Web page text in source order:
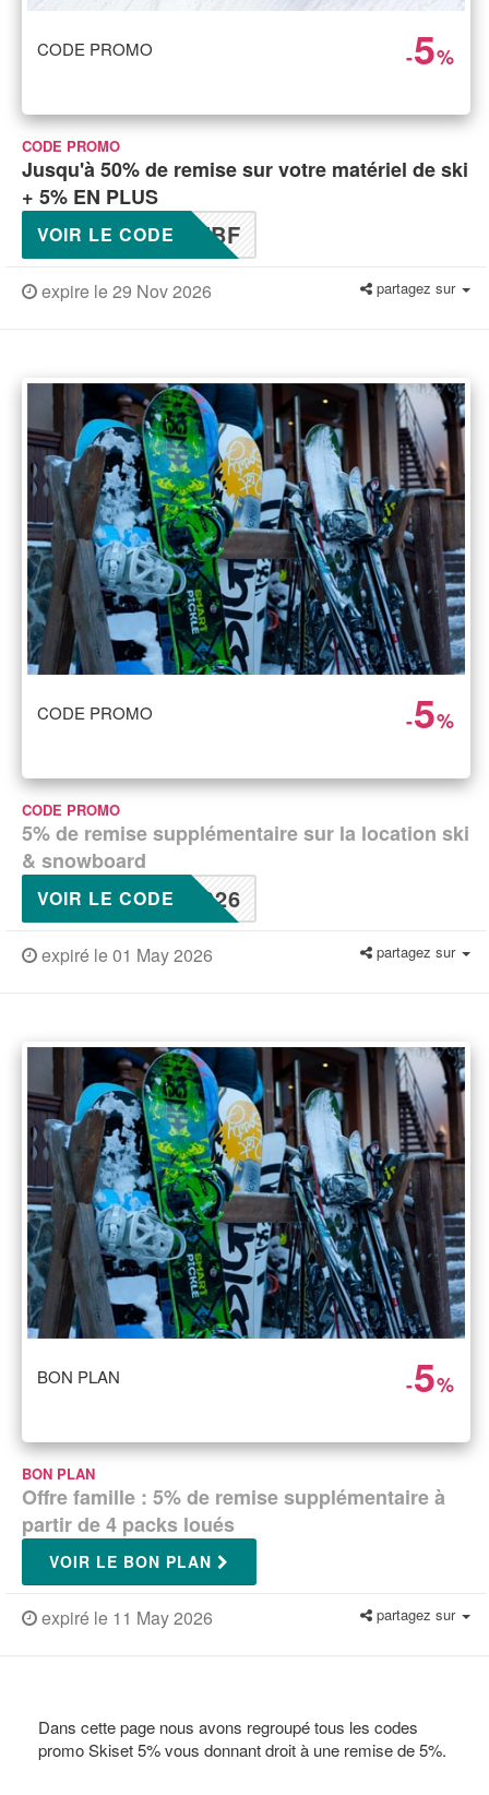
CODE PROMO -5%
CODE PROMO
Jusqu'à 50% de remise sur votre matériel de ski
+ 5% EN PLUS
TBF
VOIR LE CODE
expire le 29 Nov 2026 partagez sur
CODE PROMO -5%
CODE PROMO
5% de remise supplémentaire sur la location ski
& snowboard
026
VOIR LE CODE
expiré le 01 May 2026 partagez sur
BON PLAN -5%
BON PLAN
Offre famille : 5% de remise supplémentaire à
partir de 4 packs loués
VOIR LE BON PLAN
expiré le 11 May 2026 partagez sur
Dans cette page nous avons regroupé tous les codes
promo Skiset 5% vous donnant droit à une remise de 5%.